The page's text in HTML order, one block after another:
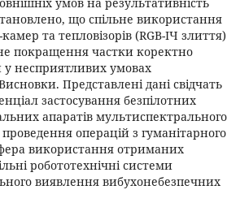
що спільне використання
камер та тепловізорів (RGB-ІЧ злиття)
покращення частки коректно
у несприятливих умовах
Представлені дані свідчать
застосування безпілотних
апаратів мультиспектрального
операцій з гуманітарного
використання отриманих
робототехнічні системи
виявлення вибухонебезпечних